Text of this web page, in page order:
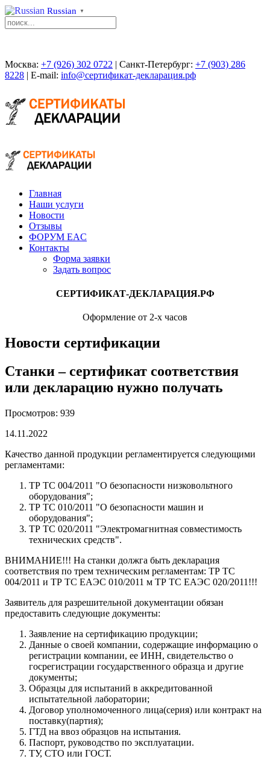
Russian ▼
Москва: +7 (926) 302 0722 | Санкт-Петербург: +7 (903) 286
8228 | E-mail: info@сертификат-декларация.рф
Главная
Наши услуги
Новости
Отзывы
ФОРУМ EAC
Контакты
Форма заявки
Задать вопрос
СЕРТИФИКАТ-ДЕКЛАРАЦИЯ.РФ
Оформление от 2-х часов
Новости сертификации
Станки – сертификат соответствия
или декларацию нужно получать
Просмотров: 939
14.11.2022
Качество данной продукции регламентируется следующими
регламентами:
ТР ТС 004/2011 "О безопасности низковольтного
оборудования";
ТР ТС 010/2011 "О безопасности машин и
оборудования";
ТР ТС 020/2011 "Электромагнитная совместимость
технических средств".
ВНИМАНИЕ!!! На станки должга быть декларация
соответствия по трем техническим регламентам: ТР ТС
004/2011 и ТР ТС ЕАЭС 010/2011 м ТР ТС ЕАЭС 020/2011!!!
Заявитель для разрешительной документации обязан
предоставить следующие документы:
Заявление на сертификацию продукции;
Данные о своей компании, содержащие информацию о
регистрации компании, ее ИНН, свидетельство о
госрегистрации государственного образца и другие
документы;
Образцы для испытаний в аккредитованной
испытательной лаборатории;
Договор уполномоченного лица(серия) или контракт на
поставку(партия);
ГТД на ввоз образцов на испытания.
Паспорт, руководство по эксплуатации.
ТУ, СТО или ГОСТ.